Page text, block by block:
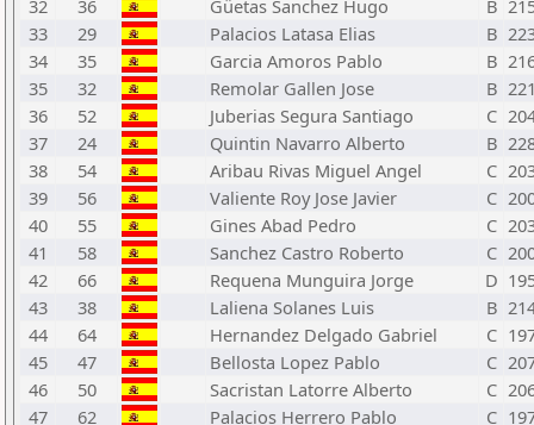
32
36 Güetas Sanchez Hugo B
33
29 Palacios Latasa Elias B
34
35 Garcia Amoros Pablo B
35
32 Remolar Gallen Jose B
36
52 Juberias Segura Santiago C
37
24 Quintin Navarro Alberto B
38
54 Aribau Rivas Miguel Angel C
39
56 Valiente Roy Jose Javier C
40
55 Gines Abad Pedro C
41
58 Sanchez Castro Roberto C
42
66 Requena Munguira Jorge D
43
38 Laliena Solanes Luis B
44
64 Hernandez Delgado Gabriel C
45
47 Bellosta Lopez Pablo C
46
50 Sacristan Latorre Alberto C
47
62 Palacios Herrero Pablo C